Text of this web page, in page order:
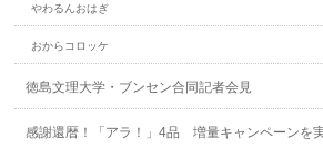
やわるんおはぎ
おからコロッケ
徳島文理大学・ブンセン合同記者会見
感謝還暦！「アラ！」4品 増量キャンペーンを